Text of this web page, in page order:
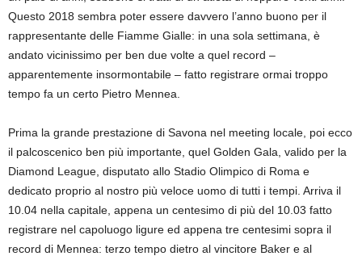
Questo 2018 sembra poter essere davvero l’anno buono per il
rappresentante delle Fiamme Gialle: in una sola settimana, è
andato vicinissimo per ben due volte a quel record –
apparentemente insormontabile – fatto registrare ormai troppo
tempo fa un certo Pietro Mennea.
Prima la grande prestazione di Savona nel meeting locale, poi ecco
il palcoscenico ben più importante, quel Golden Gala, valido per la
Diamond League, disputato allo Stadio Olimpico di Roma e
dedicato proprio al nostro più veloce uomo di tutti i tempi. Arriva il
10.04 nella capitale, appena un centesimo di più del 10.03 fatto
registrare nel capoluogo ligure ed appena tre centesimi sopra il
record di Mennea: terzo tempo dietro al vincitore Baker e al